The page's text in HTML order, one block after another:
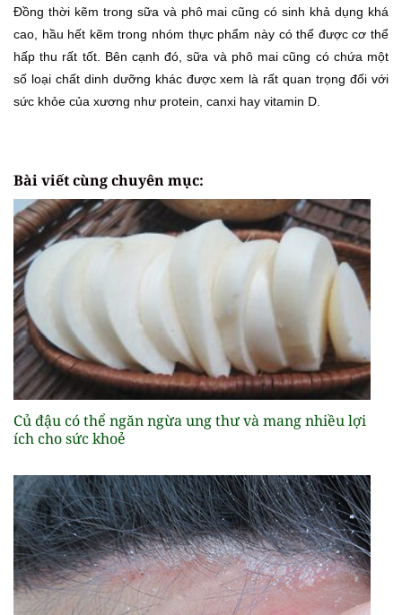
Đồng thời kẽm trong sữa và phô mai cũng có sinh khả dụng khá
cao, hầu hết kẽm trong nhóm thực phẩm này có thể được cơ thể
hấp thu rất tốt. Bên cạnh đó, sữa và phô mai cũng có chứa một
số loại chất dinh dưỡng khác được xem là rất quan trọng đối với
sức khỏe của xương như protein, canxi hay vitamin D.
Bài viết cùng chuyên mục:
Củ đậu có thể ngăn ngừa ung thư và mang nhiều lợi
ích cho sức khoẻ